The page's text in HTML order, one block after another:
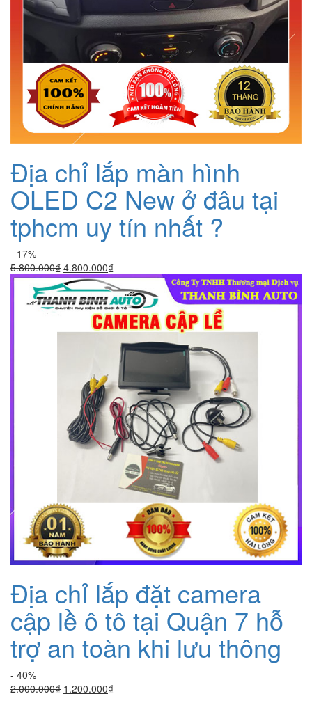
Địa chỉ lắp màn hình
OLED C2 New ở đâu tại
tphcm uy tín nhất ?
- 17%
5.800.000₫ Giá
gốc
là:
5.800.000₫.
4.800.000₫Giá
hiện
tại
là:
4.800.000₫.
Địa chỉ lắp đặt camera
cập lề ô tô tại Quận 7 hỗ
trợ an toàn khi lưu thông
- 40%
2.000.000₫ Giá
1.200.000₫Giá